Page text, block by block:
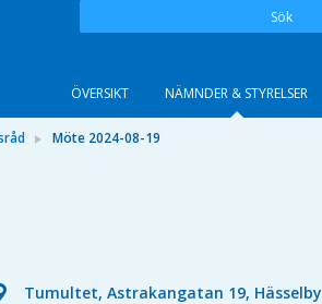
Sök
ÖVERSIKT NÄMNDER & STYRELSER
Möte 2024-08-19
Tumultet, Astrakangatan 19, Hässelby